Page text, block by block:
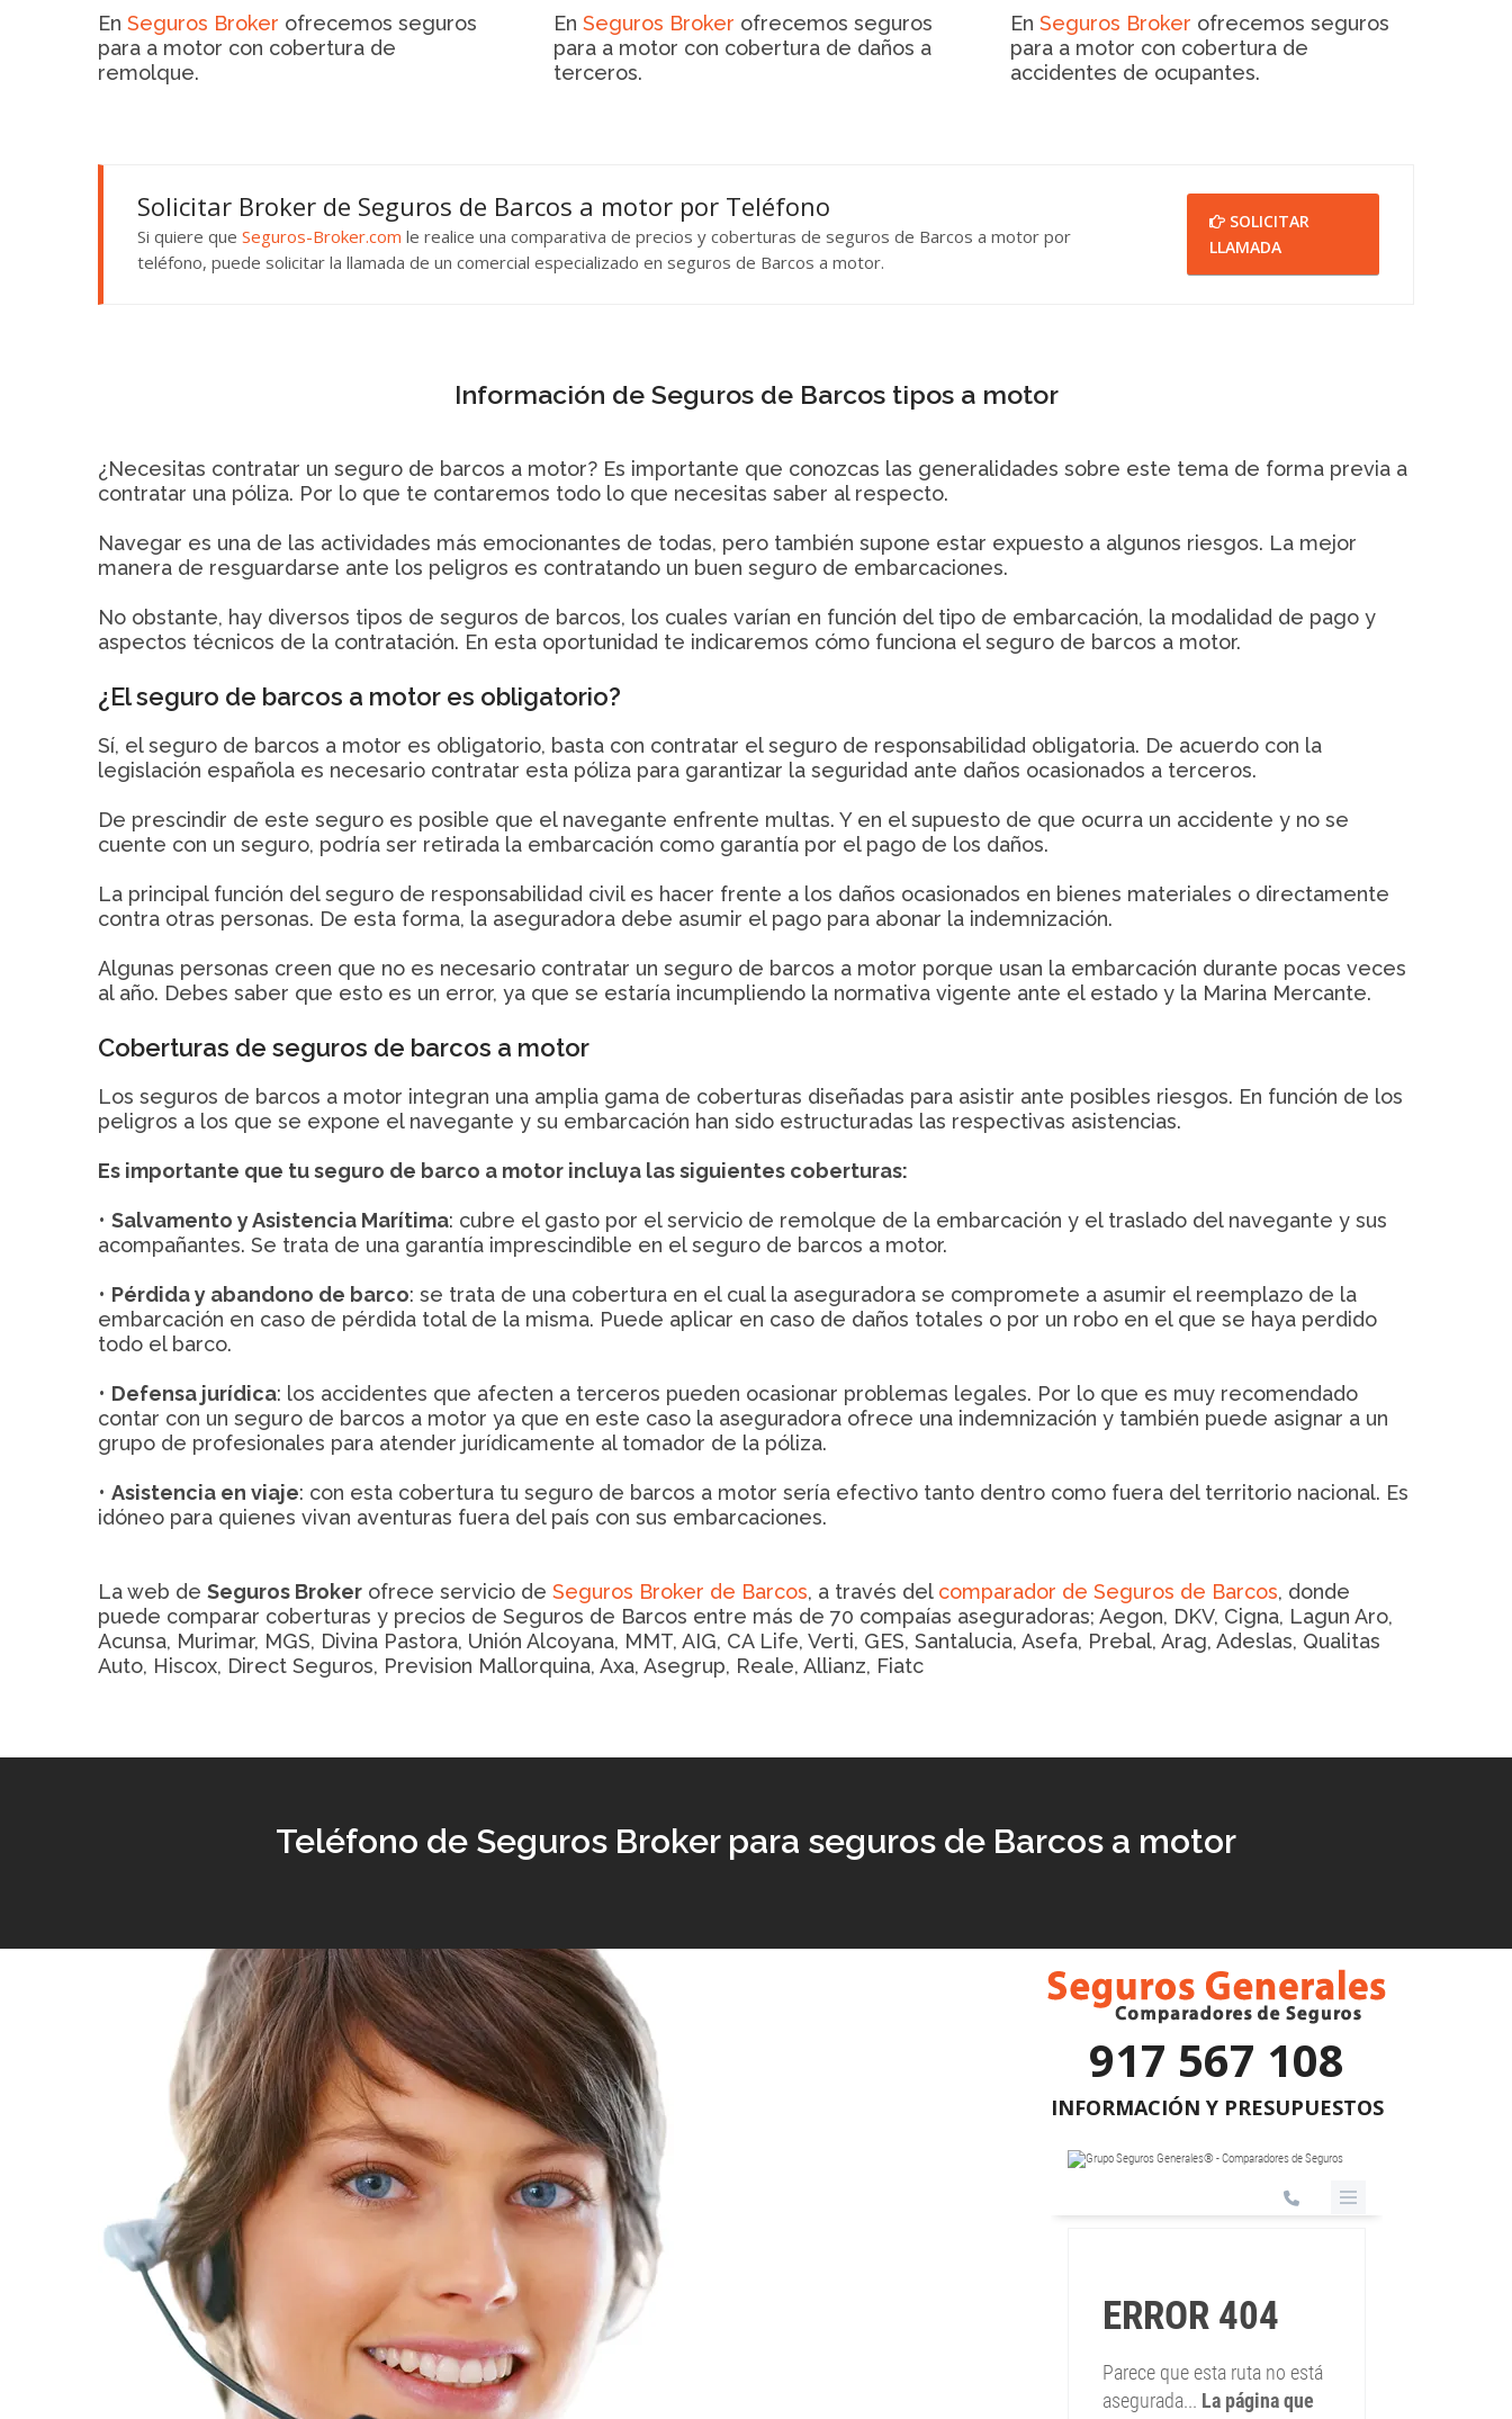
En Seguros Broker ofrecemos seguros
para a motor con cobertura de
remolque.
EnSeguros Broker ofrecemos seguros
para a motor con cobertura de daños a
terceros.
En Seguros Broker ofrecemos seguros
para a motor con cobertura de
accidentes de ocupantes.
Solicitar Broker de Seguros de Barcos a motor por Teléfono
Si quiere que Seguros-Broker.com le realice una comparativa de precios y coberturas de seguros de Barcos a motor por
teléfono, puede solicitar la llamada de un comercial especializado en seguros de Barcos a motor.
SOLICITAR
LLAMADA
Información de Seguros de Barcos tipos a motor
¿Necesitas contratar un seguro de barcos a motor? Es importante que conozcas las generalidades sobre este tema de forma previa a
contratar una póliza. Por lo que te contaremos todo lo que necesitas saber al respecto.
Navegar es una de las actividades más emocionantes de todas, pero también supone estar expuesto a algunos riesgos. La mejor
manera de resguardarse ante los peligros es contratando un buen seguro de embarcaciones.
No obstante, hay diversos tipos de seguros de barcos, los cuales varían en función del tipo de embarcación, la modalidad de pago y
aspectos técnicos de la contratación. En esta oportunidad te indicaremos cómo funciona el seguro de barcos a motor.
¿El seguro de barcos a motor es obligatorio?
Sí, el seguro de barcos a motor es obligatorio, basta con contratar el seguro de responsabilidad obligatoria. De acuerdo con la
legislación española es necesario contratar esta póliza para garantizar la seguridad ante daños ocasionados a terceros.
De prescindir de este seguro es posible que el navegante enfrente multas. Y en el supuesto de que ocurra un accidente y no se
cuente con un seguro, podría ser retirada la embarcación como garantía por el pago de los daños.
La principal función del seguro de responsabilidad civil es hacer frente a los daños ocasionados en bienes materiales o directamente
contra otras personas. De esta forma, la aseguradora debe asumir el pago para abonar la indemnización.
Algunas personas creen que no es necesario contratar un seguro de barcos a motor porque usan la embarcación durante pocas veces
al año. Debes saber que esto es un error, ya que se estaría incumpliendo la normativa vigente ante el estado y la Marina Mercante.
Coberturas de seguros de barcos a motor
Los seguros de barcos a motor integran una amplia gama de coberturas diseñadas para asistir ante posibles riesgos. En función de los
peligros a los que se expone el navegante y su embarcación han sido estructuradas las respectivas asistencias.
Es importante que tu seguro de barco a motor incluya las siguientes coberturas:
• Salvamento y Asistencia Marítima: cubre el gasto por el servicio de remolque de la embarcación y el traslado del navegante y sus
acompañantes. Se trata de una garantía imprescindible en el seguro de barcos a motor.
• Pérdida y abandono de barco: se trata de una cobertura en el cual la aseguradora se compromete a asumir el reemplazo de la
embarcación en caso de pérdida total de la misma. Puede aplicar en caso de daños totales o por un robo en el que se haya perdido
todo el barco.
• Defensa jurídica: los accidentes que afecten a terceros pueden ocasionar problemas legales. Por lo que es muy recomendado
contar con un seguro de barcos a motor ya que en este caso la aseguradora ofrece una indemnización y también puede asignar a un
grupo de profesionales para atender jurídicamente al tomador de la póliza.
• Asistencia en viaje: con esta cobertura tu seguro de barcos a motor sería efectivo tanto dentro como fuera del territorio nacional. Es
idóneo para quienes vivan aventuras fuera del país con sus embarcaciones.
La web de Seguros Broker ofrece servicio de Seguros Broker de Barcos, a través del comparador de Seguros de Barcos, donde
puede comparar coberturas y precios de Seguros de Barcos entre más de 70 compaías aseguradoras; Aegon, DKV, Cigna, Lagun Aro,
Acunsa, Murimar, MGS, Divina Pastora, Unión Alcoyana, MMT, AIG, CA Life, Verti, GES, Santalucia, Asefa, Prebal, Arag, Adeslas, Qualitas
Auto, Hiscox, Direct Seguros, Prevision Mallorquina, Axa, Asegrup, Reale, Allianz, Fiatc
Teléfono de Seguros Broker para seguros de Barcos a motor
917 567 108
INFORMACIÓN Y PRESUPUESTOS